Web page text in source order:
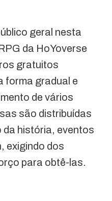
geral nesta
da HoYoverse
gratuitos
forma gradual e
de vários
são distribuídas
história, eventos
exigindo dos
para obtê-las.